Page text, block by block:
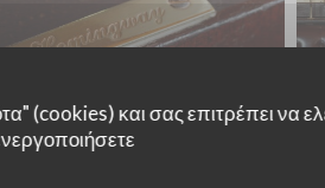
(cookies) και σας επιτρέπει να